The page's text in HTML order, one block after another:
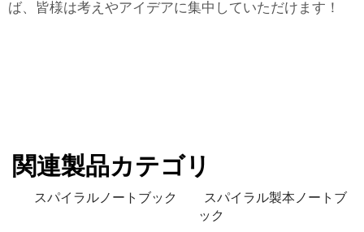
ば、皆様は考えやアイデアに集中していただけます！
関連製品カテゴリ
スパイラルノートブック
スパイラル製本ノートブ
ック